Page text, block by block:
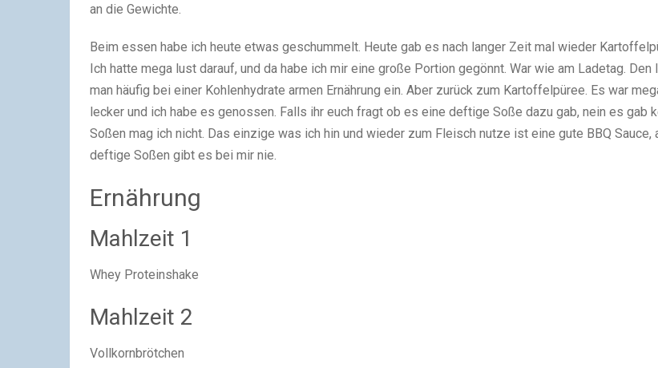
an die Gewichte.
Beim essen habe ich heute etwas geschummelt. Heute gab es nach langer Zeit mal wieder
Ich hatte mega lust darauf, und da habe ich mir eine große Portion gegönnt. War wie am Ladetag. Den
man häufig bei einer Kohlenhydrate armen Ernährung ein. Aber zurück zum Kartoffelpüree. Es war
lecker und ich habe es genossen. Falls ihr euch fragt ob es eine deftige Soße dazu gab, nein es gab
Soßen mag ich nicht. Das einzige was ich hin und wieder zum Fleisch nutze ist eine gute BBQ Sauce,
deftige Soßen gibt es bei mir nie.
Ernährung
Mahlzeit 1
Whey Proteinshake
Mahlzeit 2
Vollkornbrötchen